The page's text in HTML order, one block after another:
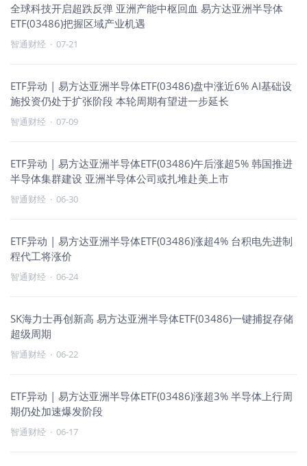
全球科技开启超跌反弹 亚洲产能中枢回血 易方达亚洲半导体
ETF(03486)把握区域产业机遇
智通财经 · 07-21
ETF异动 | 易方达亚洲半导体ETF(03486)盘中涨近6% AI基础设
施投资仍处于扩张阶段 本轮周期有望进一步延长
智通财经 · 07-09
ETF异动 | 易方达亚洲半导体ETF(03486)午后涨超5% 韩国推进
半导体集群建设 亚洲半导体公司或扎堆赴美上市
智通财经 · 06-30
ETF异动 | 易方达亚洲半导体ETF(03486)涨超4% 台积电先进制
程代工将涨价
智通财经 · 06-24
SK海力士再创新高 易方达亚洲半导体ETF(03486)一键捕捉存储
超级周期
智通财经 · 06-22
ETF异动 | 易方达亚洲半导体ETF(03486)涨超3% 半导体上行周
期仍处加速爆发阶段
智通财经 · 06-17